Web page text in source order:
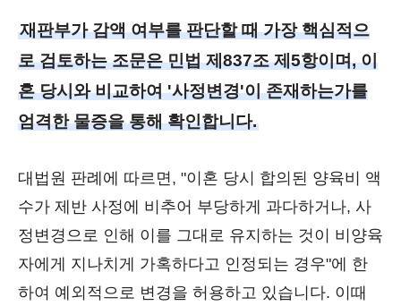
재판부가 감액 여부를 판단할 때 가장 핵심적으
로 검토하는 조문은 민법 제837조 제5항이며, 이
혼 당시와 비교하여 '사정변경'이 존재하는가를
엄격한 물증을 통해 확인합니다.
대법원 판례에 따르면, "이혼 당시 합의된 양육비 액
수가 제반 사정에 비추어 부당하게 과다하거나, 사
정변경으로 인해 이를 그대로 유지하는 것이 비양육
자에게 지나치게 가혹하다고 인정되는 경우"에 한
하여 예외적으로 변경을 허용하고 있습니다. 이때